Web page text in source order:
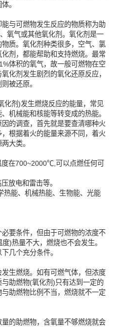
。
与可燃物发生反应的物质称为助
氧气或其他氧化剂。氧化剂是一
质。氧化剂种类很多，空气、氯
剂，都能帮助和支持燃烧。最常
体积的氧气，故一般可燃物在空
化剂发生剧烈的氧化还原反应，
被还原。
化剂)发生燃烧反应的能量，常见
机械能和核能等转变成的热能。
的调查，首先就是要查清哪种火
根据着火的能量来源不同，着火
大类。
在700~2000℃,可以点燃任何可
放电和雷击等。
热能、机械热能、生物能、光能
要条件，但由于可燃物的浓度不
)热量不大，燃烧也不会发生。
几个充分条件。
生燃烧。如有可燃气体，但浓度
助燃物(氧化剂)只有达到一定的
助燃物比例不当，燃烧就不一定
的助燃物，含氧量不够燃烧就会